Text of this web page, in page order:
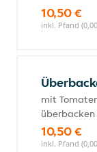
10,50 €
inkl. Pfand
mit
überbacken
10,50 €
inkl. Pfand